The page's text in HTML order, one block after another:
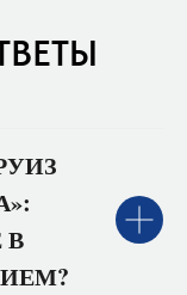
В